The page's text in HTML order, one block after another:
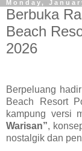
Monday,
Berbuka
Beach
2026
Berpeluang
Beach Resort
kampung versi
Warisan”,
nostalgik dan